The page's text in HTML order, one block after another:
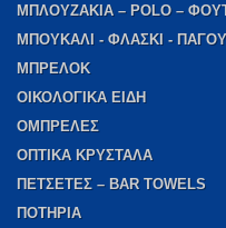
ΜΠΛΟΥΖΑΚΙΑ – POLO –
ΜΠΟΥΚΑΛΙ - ΦΛΑΣΚΙ -
ΜΠΡΕΛΟΚ
ΟΙΚΟΛΟΓΙΚΑ ΕΙΔΗ
ΟΜΠΡΕΛΕΣ
ΟΠΤΙΚΑ ΚΡΥΣΤΑΛΑ
ΠΕΤΣΕΤΕΣ – BAR TOWELS
ΠΟΤΗΡΙΑ